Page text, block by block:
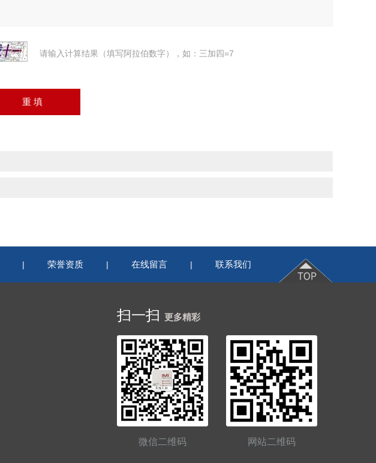
请输入计算结果（填写阿拉伯数字），如：三加四=7
| 荣誉资质 | 在线留言 | 联系我们
扫一扫 更多精彩
微信二维码 网站二维码